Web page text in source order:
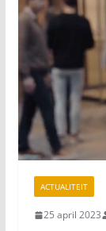
ACTUALITEIT
25 april 2023